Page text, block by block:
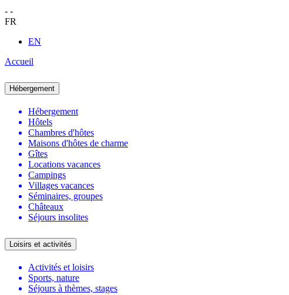
- -
FR
EN
Accueil
Hébergement
Hébergement
Hôtels
Chambres d'hôtes
Maisons d'hôtes de charme
Gîtes
Locations vacances
Campings
Villages vacances
Séminaires, groupes
Châteaux
Séjours insolites
Loisirs et activités
Activités et loisirs
Sports, nature
Séjours à thèmes, stages